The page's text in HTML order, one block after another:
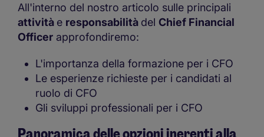
All'interno del nostro articolo sulle principali
attività e responsabilità del Chief Financial
Officer approfondiremo:
L'importanza della formazione per i CFO
Le esperienze richieste per i candidati al
ruolo di CFO
Gli sviluppi professionali per i CFO